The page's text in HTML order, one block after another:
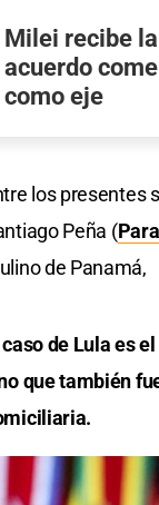
Milei recibe
acuerdo
como eje
los presentes
Peña (
de Panamá,
caso de Lula es
que también